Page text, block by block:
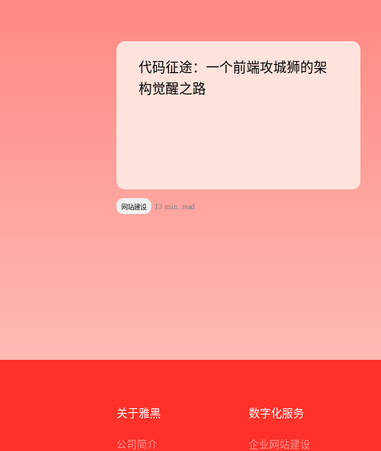
代码征途：一个前端攻城狮的架
构觉醒之路
代码征途：一个前端攻城狮的架
构觉醒之路
网站建设 13 min. read
关于雅黑
公司简介
数字化服务
企业网站建设